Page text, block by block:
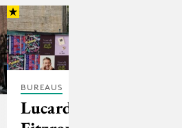
BUREAUS
Lucardi kiest